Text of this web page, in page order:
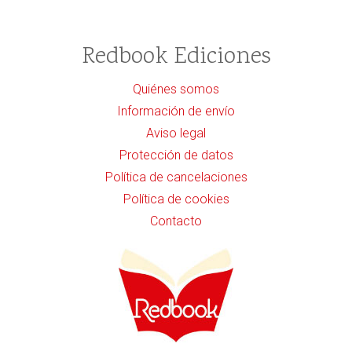
Redbook Ediciones
Quiénes somos
Información de envío
Aviso legal
Protección de datos
Política de cancelaciones
Política de cookies
Contacto